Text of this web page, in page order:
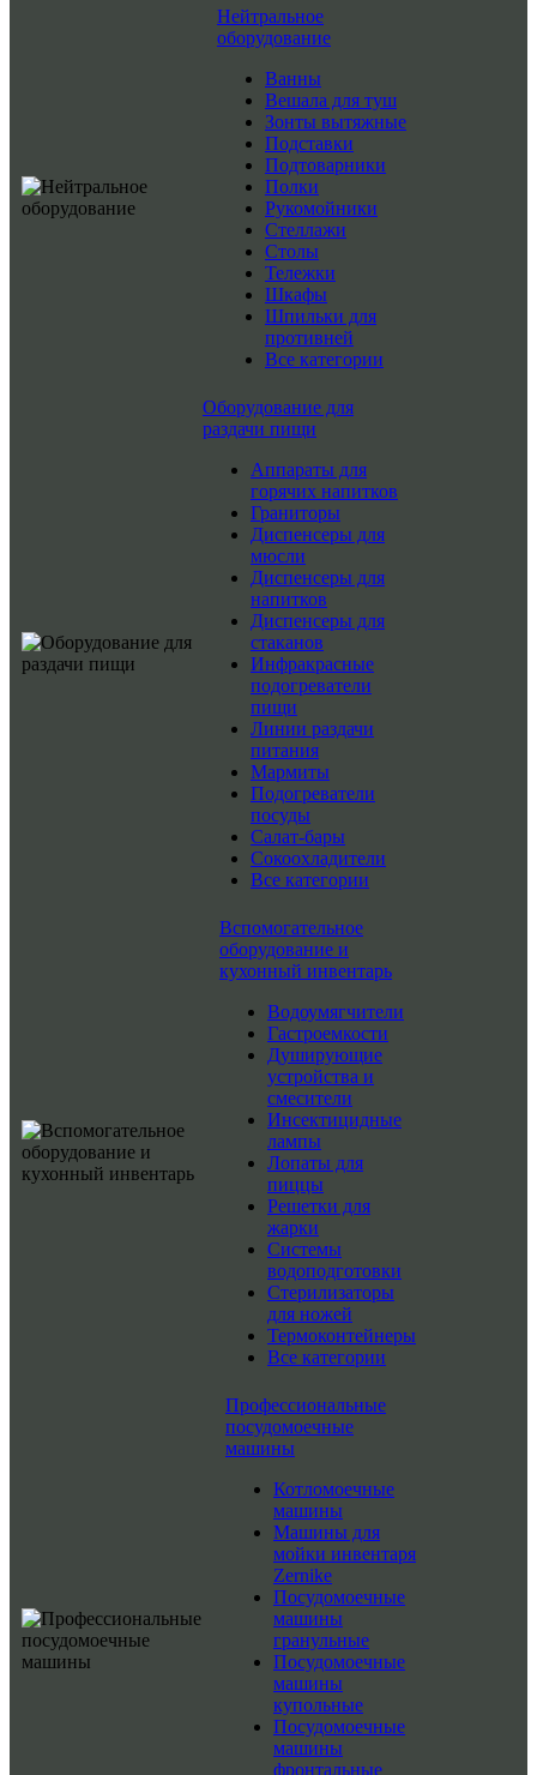
Нейтральное
оборудование
Ванны
Вешала для туш
Зонты вытяжные
Подставки
Подтоварники
Полки
Рукомойники
Стеллажи
Столы
Тележки
Шкафы
Шпильки для
противней
Все категории
Оборудование для
раздачи пищи
Аппараты для
горячих напитков
Граниторы
Диспенсеры для
мюсли
Диспенсеры для
напитков
Диспенсеры для
стаканов
Инфракрасные
подогреватели
пищи
Линии раздачи
питания
Мармиты
Подогреватели
посуды
Салат-бары
Сокоохладители
Все категории
Вспомогательное
оборудование и
кухонный инвентарь
Водоумягчители
Гастроемкости
Душирующие
устройства и
смесители
Инсектицидные
лампы
Лопаты для
пиццы
Решетки для
жарки
Системы
водоподготовки
Стерилизаторы
для ножей
Термоконтейнеры
Все категории
Профессиональные
посудомоечные
машины
Котломоечные
машины
Машины для
мойки инвентаря
Zernike
Посудомоечные
машины
гранульные
Посудомоечные
машины
купольные
Посудомоечные
машины
фронтальные